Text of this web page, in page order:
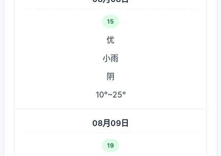
15
优
小雨
阴
10°~25°
08月09日
19